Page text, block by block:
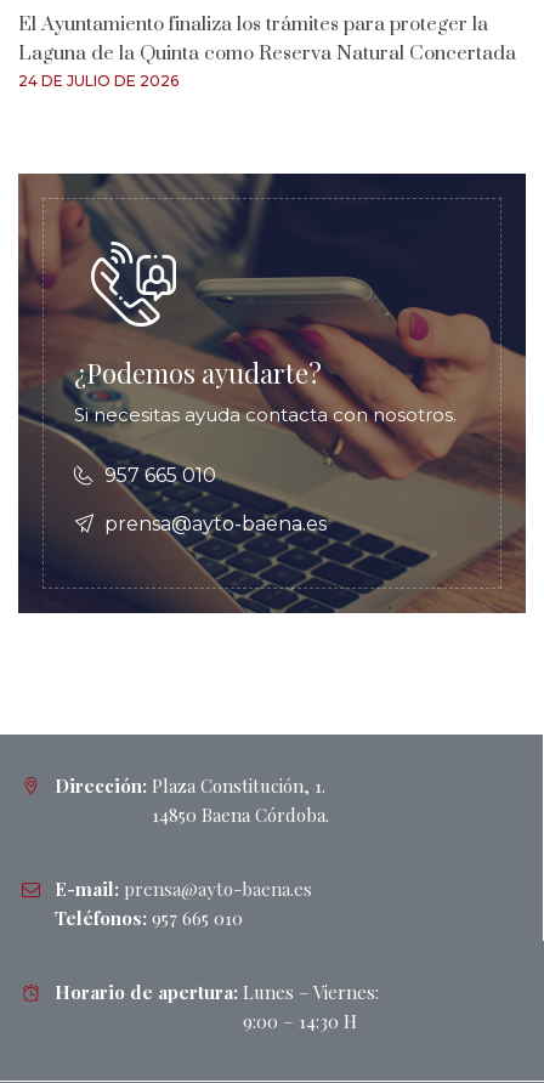
El Ayuntamiento finaliza los trámites para proteger la
Laguna de la Quinta como Reserva Natural Concertada
24 DE JULIO DE 2026
¿Podemos ayudarte?
Si necesitas ayuda contacta con nosotros.
957 665 010
prensa@ayto-baena.es
Dirección: Plaza Constitución, 1.
14850 Baena Córdoba.
E-mail: prensa@ayto-baena.es
Teléfonos: 957 665 010
Horario de apertura: Lunes – Viernes:
9:00 – 14:30 H